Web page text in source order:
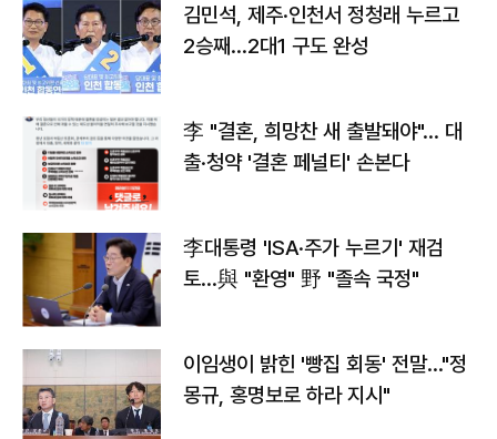
김민석, 제주·인천서 정청래 누르고
2승째…2대1 구도 완성
李 "결혼, 희망찬 새 출발돼야"… 대
출·청약 '결혼 페널티' 손본다
李대통령 'ISA·주가 누르기' 재검
토…與 "환영" 野 "졸속 국정"
이임생이 밝힌 '빵집 회동' 전말…"정
몽규, 홍명보로 하라 지시"